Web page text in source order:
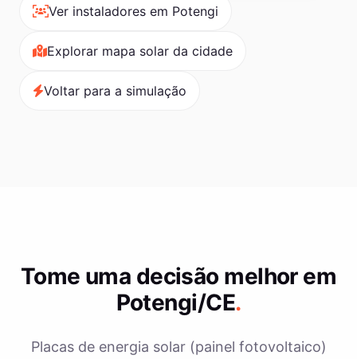
Ver instaladores em Potengi
Explorar mapa solar da cidade
Voltar para a simulação
Tome uma decisão melhor em
Potengi/CE.
Placas de energia solar (painel fotovoltaico)